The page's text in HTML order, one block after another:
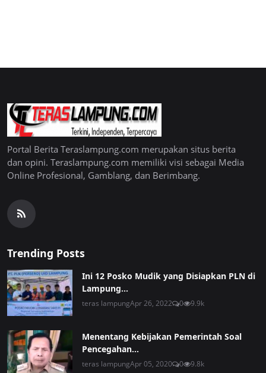
Portal Berita Teraslampung.com merupakan situs berita
dan opini. Teraslampung.com memiliki visi sebagai Media
Online Profesional, Gamblang, dan Berimbang.
Trending Posts
Ini 12 Posko Mudik yang Disiapkan PLN di
Lampung...
teras lampungApr 26, 2022 0 9.9k
Menentang Kebijakan Pemerintah Soal
Pencegahan...
teras lampungApr 05, 2020 0 9.8k